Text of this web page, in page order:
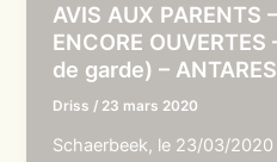
AVIS AUX PARENTS
ENCORE
de garde) –
Driss / 23 mars 2020
Schaerbeek, le 23/03/